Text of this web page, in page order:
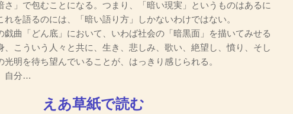
さ」で包むことになる。つまり、「暗い現実」というものはあるに
を語るのには、「暗い語り方」しかないわけではない。
曲「どん底」において、いわば社会の「暗黒面」を描いてみせる
、こういう人々と共に、生き、悲しみ、歌い、絶望し、憤り、そし
明を待ち望んでいることが、はっきり感じられる。
自分…
えあ草紙で読む